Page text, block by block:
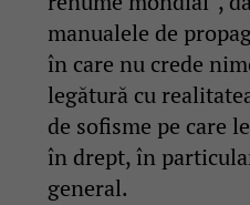
manualele de
în care nu crede
legătură cu
de sofisme pe care
în drept, în
general.